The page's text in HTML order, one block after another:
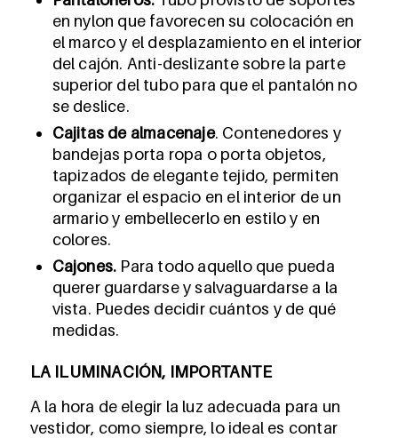
en nylon que favorecen su colocación en
el marco y el desplazamiento en el interior
del cajón. Anti-deslizante sobre la parte
superior del tubo para que el pantalón no
se deslice.
Cajitas de almacenaje. Contenedores y
bandejas porta ropa o porta objetos,
tapizados de elegante tejido, permiten
organizar el espacio en el interior de un
armario y embellecerlo en estilo y en
colores.
Cajones. Para todo aquello que pueda
querer guardarse y salvaguardarse a la
vista. Puedes decidir cuántos y de qué
medidas.
LA ILUMINACIÓN, IMPORTANTE
A la hora de elegir la luz adecuada para un
vestidor, como siempre, lo ideal es contar